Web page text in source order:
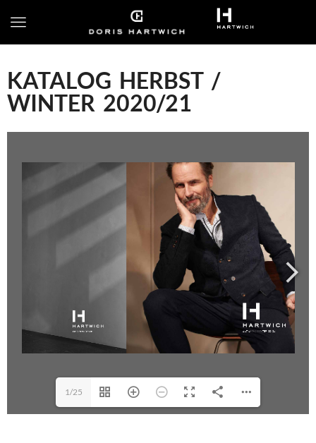
KATALOG HERBST /
WINTER 2020/21
1/25